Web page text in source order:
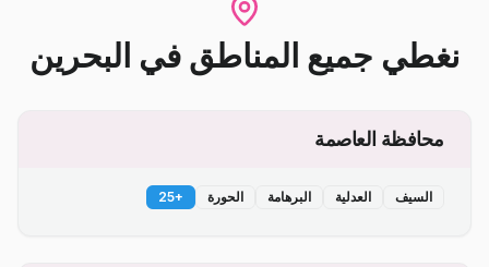
نغطي جميع المناطق في البحرين
محافظة العاصمة
السيف العدلية البرهامة الحورة +
25